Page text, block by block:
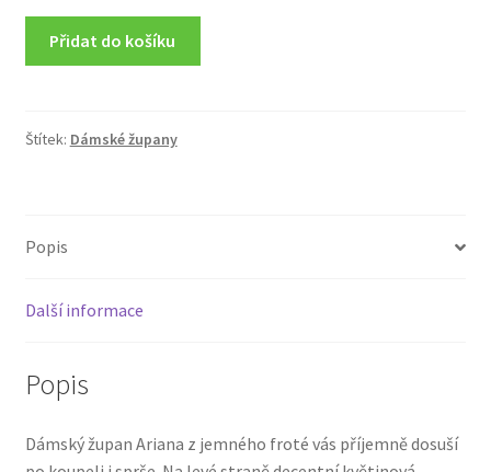
Přidat do košíku
Štítek: Dámské župany
Popis
Další informace
Popis
Dámský župan Ariana z jemného froté vás příjemně dosuší